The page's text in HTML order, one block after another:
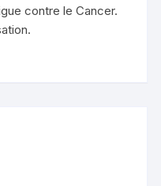
contre le Cancer.